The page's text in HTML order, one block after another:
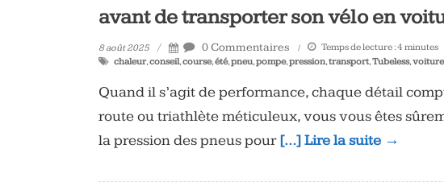
avant de transporter son vélo en
8 août 2025 0 Commentaires Temps de lecture :4 minutes
chaleur,conseil,course,été,pneu,pompe,pression,transport,Tubeless,voiture
Quand il s’agit de performance, chaque détail
route ou triathlète méticuleux, vous vous êtes
la pression des pneus pour[…] Lire la suite →